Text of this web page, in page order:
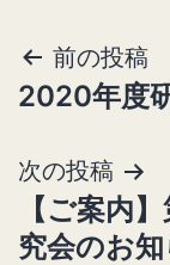
投
稿
ナ
ビ
ゲ
前の投稿
2020年度
次の投稿
【ご案内
究会のお